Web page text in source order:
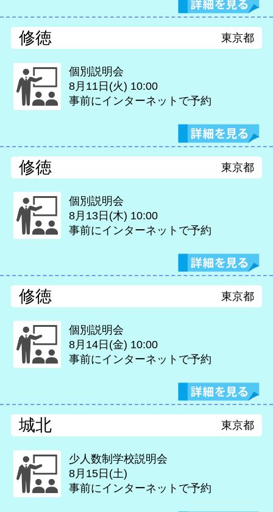
修徳 東京都
個別説明会
8月11日(火) 10:00
事前にインターネットで予約
修徳 東京都
個別説明会
8月13日(木) 10:00
事前にインターネットで予約
修徳 東京都
個別説明会
8月14日(金) 10:00
事前にインターネットで予約
城北 東京都
少人数制学校説明会
8月15日(土)
事前にインターネットで予約